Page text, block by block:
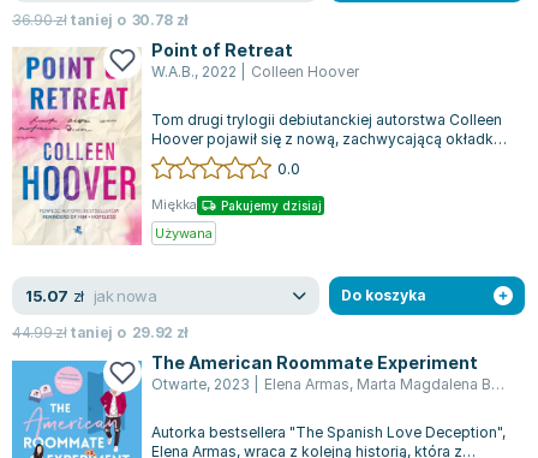
36.90złtaniej o 30.78 zł
Point of Retreat
W.A.B., 2022 Colleen Hoover
Tom drugi trylogii debiutanckiej autorstwa Colleen
Hoover pojawił się z nową, zachwycającą okładką,
której nie można się oprzeć. J...
0.0
Miękka Pakujemy dzisiaj
Używana
15.07 zł jak nowa
44.99złtaniej o 29.92 zł
Do koszyka
The American Roommate Experiment
Otwarte, 2023 Elena Armas, Marta Magdalena Borkowska
Autorka bestsellera "The Spanish Love Deception",
Elena Armas, wraca z kolejną historią, która z